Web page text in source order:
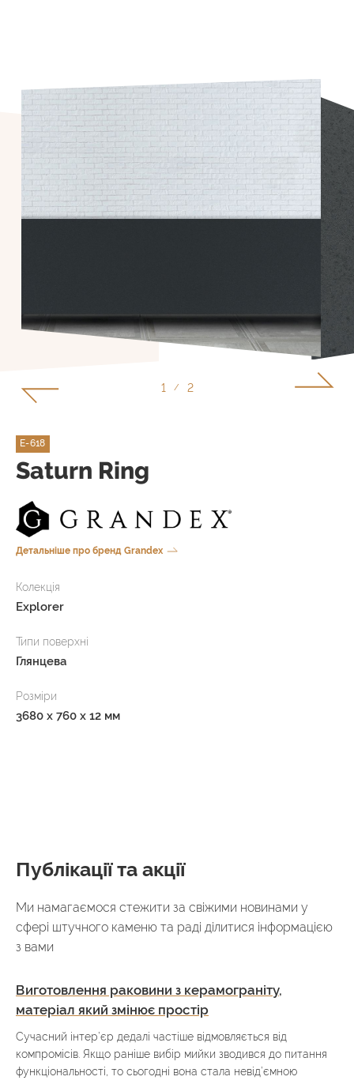
1 / 2
E-618
Saturn Ring
Детальніше про бренд Grandex
Колекція
Explorer
Типи поверхні
Глянцева
Розміри
3680 х 760 х 12 мм
Публікації та акції
Ми намагаємося стежити за свіжими новинами у
сфері штучного каменю та раді ділитися інформацією
з вами
Виготовлення раковини з керамограніту,
матеріал який змінює простір
Сучасний інтер’єр дедалі частіше відмовляється від
компромісів. Якщо раніше вибір мийки зводився до питання
функціональності, то сьогодні вона стала невід’ємною